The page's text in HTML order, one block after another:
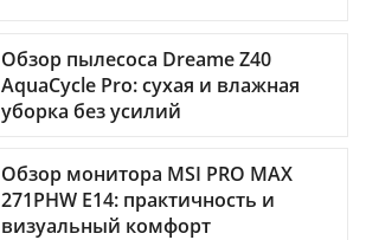
Обзор пылесоса Dreame Z40
AquaCycle Pro: сухая и влажная
уборка без усилий
Обзор монитора MSI PRO MAX
271PHW E14: практичность и
визуальный комфорт